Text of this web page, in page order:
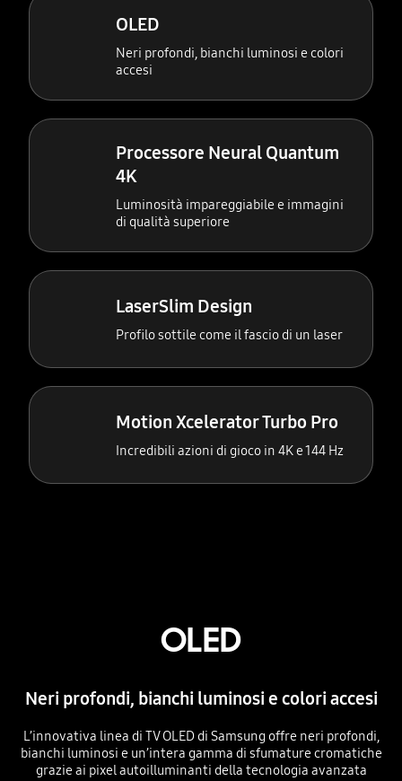
OLED
Neri profondi, bianchi luminosi e colori
accesi
Processore Neural Quantum
4K
Luminosità impareggiabile e immagini
di qualità superiore
LaserSlim Design
Profilo sottile come il fascio di un laser
Motion Xcelerator Turbo Pro
Incredibili azioni di gioco in 4K e 144 Hz
OLED
Neri profondi, bianchi luminosi e colori accesi
L’innovativa linea di TV OLED di Samsung offre neri profondi,
bianchi luminosi e un’intera gamma di sfumature cromatiche
grazie ai pixel autoilluminanti della tecnologia avanzata